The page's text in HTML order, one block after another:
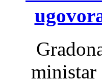
ministar